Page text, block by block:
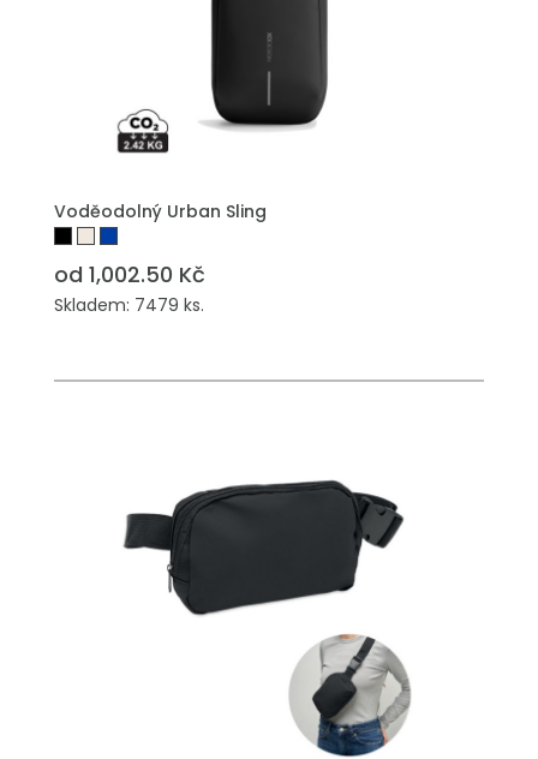
Voděodolný Urban Sling
od 1,002.50 Kč
Skladem: 7479 ks.